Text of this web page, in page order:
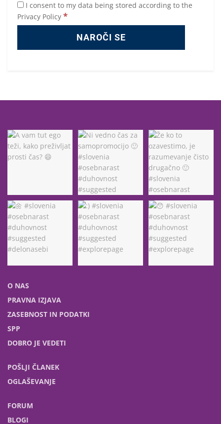
I consent to my data being stored according to the
Privacy Policy *
O NAS
PRAVNA IZJAVA
ZASEBNOST IN PODATKI
SPP
DOBRO JE VEDETI
POŠLJI ČLANEK
OGLAŠEVANJE
FORUM
BLOGI